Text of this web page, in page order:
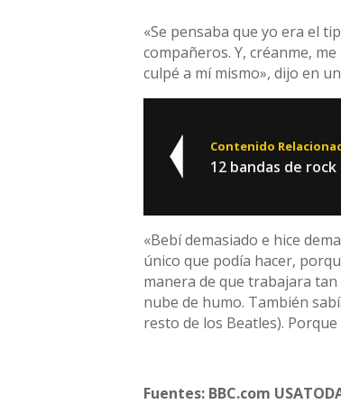
«Se pensaba que yo era el
compañeros. Y, créanme,
culpé a mí mismo», dijo en
Contenido
12 bandas de
«Bebí demasiado e hice
único que podía hacer,
manera de que trabajara
nube de humo. También
resto de los Beatles).
Fuentes: BBC.com